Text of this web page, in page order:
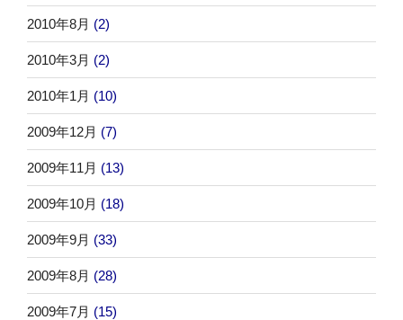
2010年8月 (2)
2010年3月 (2)
2010年1月 (10)
2009年12月 (7)
2009年11月 (13)
2009年10月 (18)
2009年9月 (33)
2009年8月 (28)
2009年7月 (15)